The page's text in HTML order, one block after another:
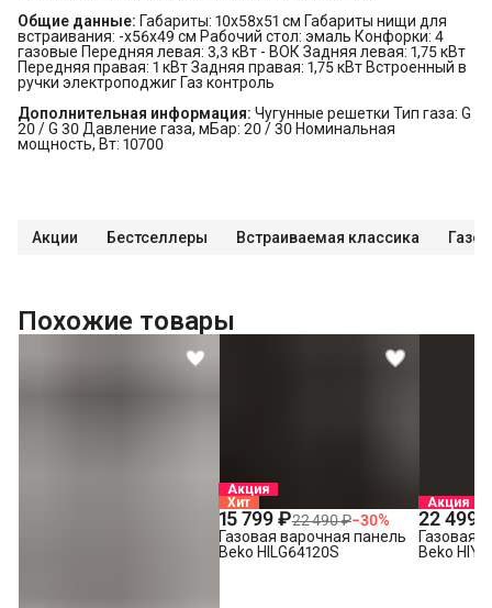
Общие данные: Габариты: 10х58х51 см Габариты нищи для
встраивания: -х56х49 см Рабочий стол: эмаль Конфорки: 4
газовые Передняя левая: 3,3 кВт - ВОК Задняя левая: 1,75 кВт
Передняя правая: 1 кВт Задняя правая: 1,75 кВт Встроенный в
ручки электроподжиг Газ контроль
Дополнительная информация: Чугунные решетки Тип газа: G
20 / G 30 Давление газа, мБар: 20 / 30 Номинальная
мощность, Вт: 10700
Акции Бестселлеры Встраиваемая классика
Похожие товары
Акция
Хит
15 799 ₽22 490 ₽−30%
Газовая варочная панель
Beko HILG64120S
Акция
22 499
Газовая
Beko